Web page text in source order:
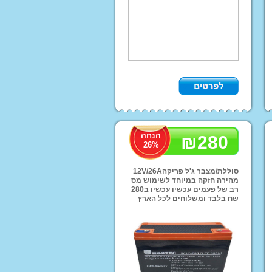
רותח בצ'יפופו!
₪280
הנחה
26%
סוללת/מצבר ג'ל פריקה12V/26A
מהירה חזקה במיוחד לשימוש מס
רב של פעמים עכשיו עכשיו ב280
שח בלבד ומשלוחים לכל הארץ